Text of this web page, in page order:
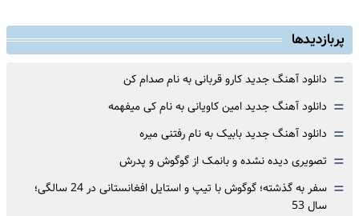
پربازدیدها
= دانلود آهنگ جدید کارو قربانی به نام صدام کن
= دانلود آهنگ جدید امین کاویانی به نام کی میفهمه
= دانلود آهنگ جدید بابیک به نام رفتنی میره
= تصویری دیده نشده و بانمک از گوگوش و پدرش
=
سفر به گذشته؛ گوگوش با تیپ و استایل افغانستانی در 24 سالگی؛
سال 53